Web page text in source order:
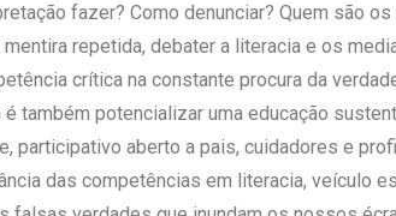
fazer? Como denunciar? Quem são os
repetida, debater a literacia e os
crítica na constante procura da
também potencializar uma educação
participativo aberto a pais, cuidadores e
das competências em literacia, veículo